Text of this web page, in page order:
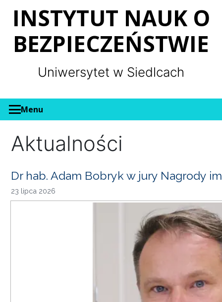
INSTYTUT NAUK O
BEZPIECZEŃSTWIE
Uniwersytet w Siedlcach
Menu
Aktualności
Dr hab. Adam Bobryk w jury Nagrody
23 lipca 2026